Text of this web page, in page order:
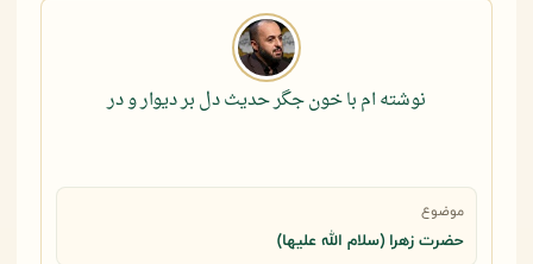
نوشته ام با خون جگر حدیث دل بر دیوار و در
موضوع
حضرت زهرا (سلام الله علیها)